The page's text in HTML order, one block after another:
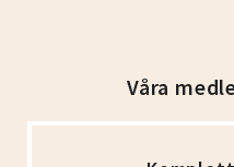
Våra